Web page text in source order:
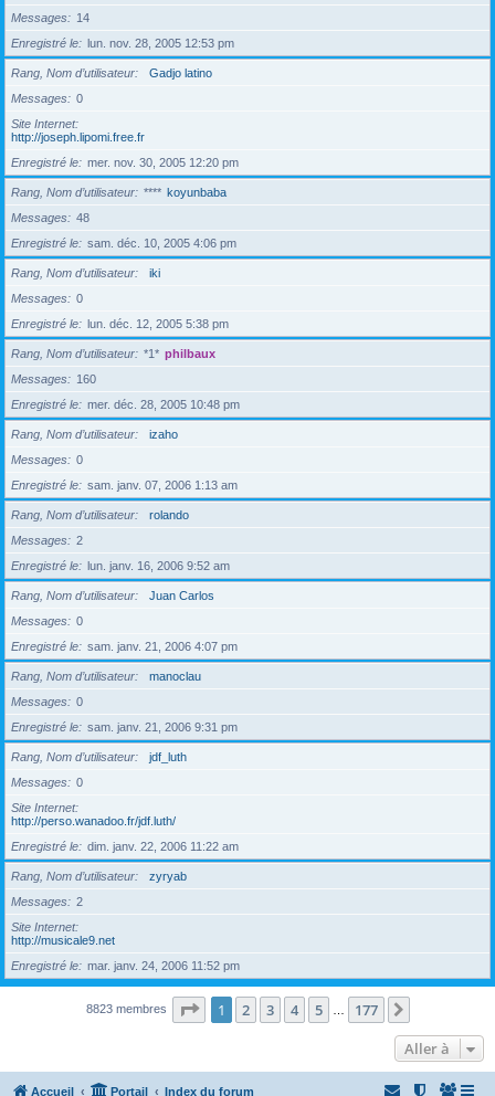
Messages
14
Enregistré le
lun. nov. 28, 2005 12:53 pm
Rang, Nom d’utilisateur
Gadjo latino
Messages
0
Site Internet
http://joseph.lipomi.free.fr
Enregistré le
mer. nov. 30, 2005 12:20 pm
Rang, Nom d’utilisateur **** koyunbaba
Messages
48
Enregistré le
sam. déc. 10, 2005 4:06 pm
Rang, Nom d’utilisateur
iki
Messages
0
Enregistré le
lun. déc. 12, 2005 5:38 pm
Rang, Nom d’utilisateur *1* philbaux
Messages
160
Enregistré le
mer. déc. 28, 2005 10:48 pm
Rang, Nom d’utilisateur
izaho
Messages
0
Enregistré le
sam. janv. 07, 2006 1:13 am
Rang, Nom d’utilisateur
rolando
Messages
2
Enregistré le
lun. janv. 16, 2006 9:52 am
Rang, Nom d’utilisateur
Juan Carlos
Messages
0
Enregistré le
sam. janv. 21, 2006 4:07 pm
Rang, Nom d’utilisateur
manoclau
Messages
0
Enregistré le
sam. janv. 21, 2006 9:31 pm
Rang, Nom d’utilisateur
jdf_luth
Messages
0
Site Internet
http://perso.wanadoo.fr/jdf.luth/
Enregistré le
dim. janv. 22, 2006 11:22 am
Rang, Nom d’utilisateur
zyryab
Messages
2
Site Internet
http://musicale9.net
Enregistré le
mar. janv. 24, 2006 11:52 pm
8823 membres Page 1sur177
1 2 3 4 5 177
Aller à
Accueil Portail Index du forum